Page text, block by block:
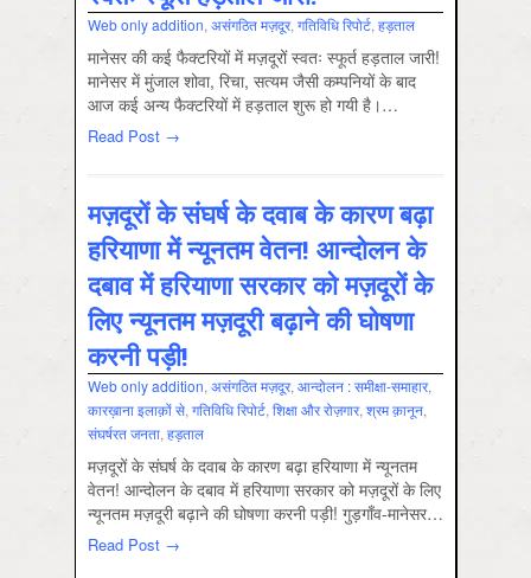
Web only addition, असंगठित मज़दूर, गतिविधि रिपोर्ट, हड़ताल
मानेसर की कई फैक्टरियों में मज़दूरों स्वतः स्फूर्त हड़ताल जारी!
मानेसर में मुंजाल शोवा, रिचा, सत्यम जैसी कम्पनियों के बाद
आज कई अन्य फैक्टरियों में हड़ताल शुरू हो गयी है।…
Read Post →
मज़दूरों के संघर्ष के दवाब के कारण बढ़ा
हरियाणा में न्यूनतम वेतन! आन्दोलन के
दबाव में हरियाणा सरकार को मज़दूरों के
लिए न्यूनतम मज़दूरी बढ़ाने की घोषणा
करनी पड़ी!
Web only addition, असंगठित मज़दूर, आन्‍दोलन : समीक्षा-समाहार,
कारख़ाना इलाक़ों से, गतिविधि रिपोर्ट, शिक्षा और रोज़गार, श्रम क़ानून,
संघर्षरत जनता, हड़ताल
मज़दूरों के संघर्ष के दवाब के कारण बढ़ा हरियाणा में न्यूनतम
वेतन! आन्दोलन के दबाव में हरियाणा सरकार को मज़दूरों के लिए
न्यूनतम मज़दूरी बढ़ाने की घोषणा करनी पड़ी! गुड़गाँव-मानेसर…
Read Post →